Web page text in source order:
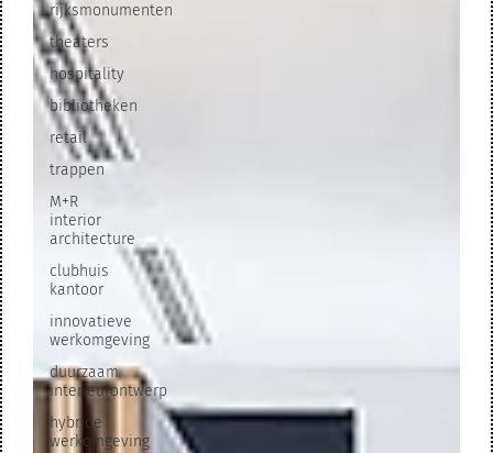
rijksmonumenten
theaters
hospitality
bibliotheken
retail
trappen
M+R
interior
architecture
clubhuis
kantoor
innovatieve
werkomgeving
duurzaam
interieurontwerp
hybride
werkomgeving